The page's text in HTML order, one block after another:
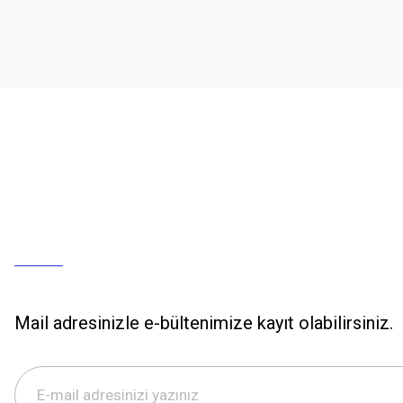
Mail adresinizle e-bültenimize kayıt olabilirsiniz.